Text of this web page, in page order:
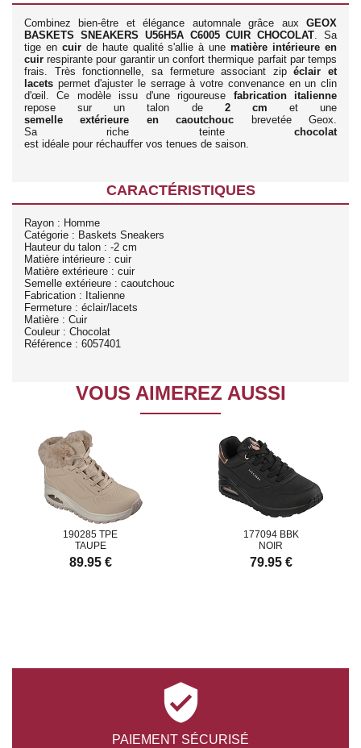
Combinez bien-être et élégance automnale grâce aux GEOX
BASKETS SNEAKERS U56H5A C6005 CUIR CHOCOLAT. Sa
tige en cuirde haute qualité s'allie à unematière intérieure en
cuir respirante pour garantir un confort thermique parfait par temps
frais. Très fonctionnelle, sa fermeture associant zipéclair et
lacets permet d'ajuster le serrage à votre convenance en un clin
d'œil. Ce modèle issu d'une rigoureuse fabrication italienne
repose sur un talon de 2 cm et une
semelle extérieure en caoutchouc brevetée Geox.
Sa riche teinte chocolat
est idéale pour réchauffer vos tenues de saison.
CARACTÉRISTIQUES
Rayon : Homme
Catégorie : Baskets Sneakers
Hauteur du talon : -2 cm
Matière intérieure : cuir
Matière extérieure : cuir
Semelle extérieure : caoutchouc
Fabrication : Italienne
Fermeture : éclair/lacets
Matière : Cuir
Couleur : Chocolat
Référence : 6057401
VOUS AIMEREZ AUSSI
190285 TPE
TAUPE
89.95 €
177094 BBK
NOIR
79.95 €

PAIEMENT SÉCURISÉ